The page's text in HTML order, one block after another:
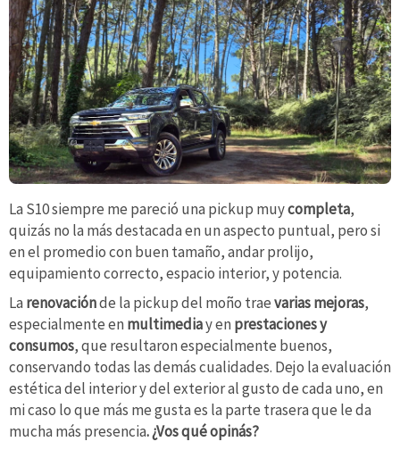
La S10 siempre me pareció una pickup muycompleta,
quizás no la más destacada en un aspecto puntual, pero si
en el promedio con buen tamaño, andar prolijo,
equipamiento correcto, espacio interior, y potencia.
La renovaciónde la pickup del moño traevarias mejoras,
especialmente en multimediay en prestaciones y
consumos, que resultaron especialmente buenos,
conservando todas las demás cualidades. Dejo la evaluación
estética del interior y del exterior al gusto de cada uno, en
mi caso lo que más me gusta es la parte trasera que le da
mucha más presencia. ¿Vos qué opinás?